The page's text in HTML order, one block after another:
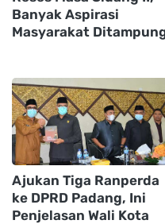
Banyak Aspirasi
Masyarakat
Ajukan Tiga Ranperda
ke DPRD Padang, Ini
Penjelasan Wali Kota